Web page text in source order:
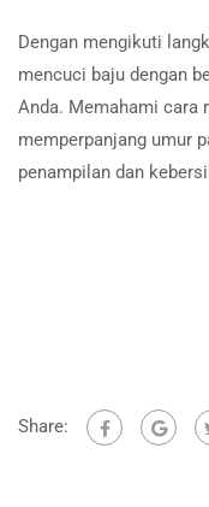
Dengan mengikuti
mencuci baju dengan
Anda. Memahami cara
memperpanjang umur
penampilan dan
Share: